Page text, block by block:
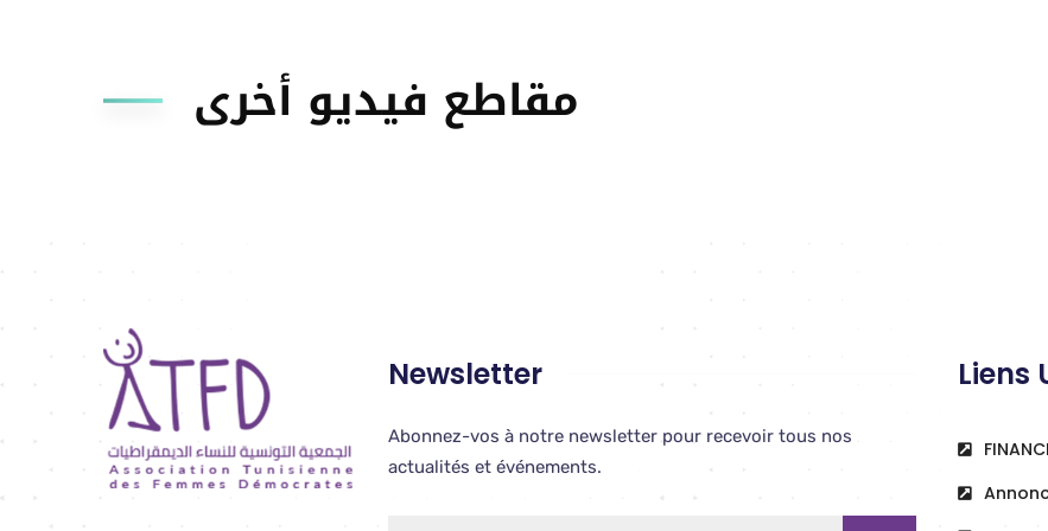
مقاطع فيديو أخرى
Newsletter
Abonnez-vos à notre newsletter pour recevoir tous nos
actualités et événements.
Liens